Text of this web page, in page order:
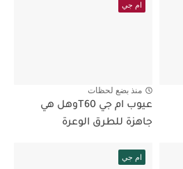
ام جي
منذ بضع لحظات
عيوب ام جي T60وهل هي
جاهزة للطرق الوعرة
ام جي